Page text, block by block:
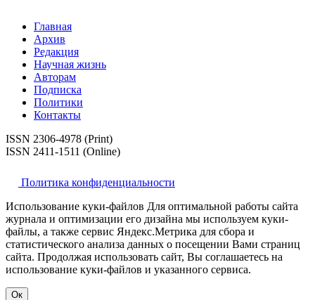
Главная
Архив
Редакция
Научная жизнь
Авторам
Подписка
Политики
Контакты
ISSN 2306-4978 (Print)
ISSN 2411-1511 (Online)
Политика конфиденциальности
Использование куки-файлов Для оптимальной работы сайта
журнала и оптимизации его дизайна мы используем куки-
файлы, а также сервис Яндекс.Метрика для сбора и
статистического анализа данных о посещении Вами страниц
сайта. Продолжая использовать сайт, Вы соглашаетесь на
использование куки-файлов и указанного сервиса.
Ок